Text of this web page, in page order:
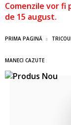
Comenzile vor
de 15 august.
PRIMA PAGINĂ
MANECI CAZUTE